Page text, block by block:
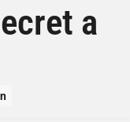
a